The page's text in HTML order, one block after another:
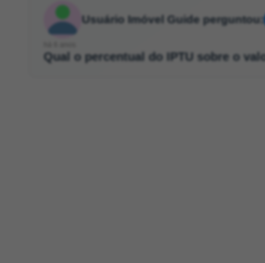
Usuário Imóvel Guide perguntou:
Qual o percentual do IPTU sobre o